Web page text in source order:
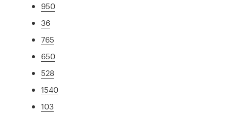
950
36
765
650
528
1540
103